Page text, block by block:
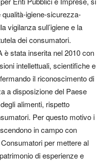
igiene-sicurezza-
vigilanza sull’igiene e la
dei consumatori.
è stata inserita nel 2010 con
intellettuali, scientifiche e
il riconoscimento di
a disposizione del Paese
alimenti, rispetto
Per questo motivo i
in campo con
per mettere al
di esperienze e